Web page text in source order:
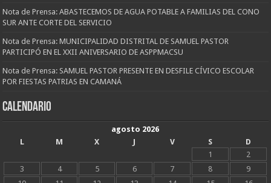
Nota de Prensa: ABASTECEMOS DE AGUA POTABLE A FAMILIAS DEL CONO
SUR ANTE CORTE DEL SERVICIO
Nota de Prensa: MUNICIPALIDAD DISTRITAL DE SAMUEL PASTOR
PARTICIPÓ EN EL XXII ANIVERSARIO DE ASPPMACSU
Nota de Prensa: SAMUEL PASTOR PRESENTE EN DESFILE CÍVICO ESCOLAR
POR FIESTAS PATRIAS EN CAMANÁ
CALENDARIO
agosto 2026
L
M X J V S
D
1
2
3
4 5 6 7 8
9